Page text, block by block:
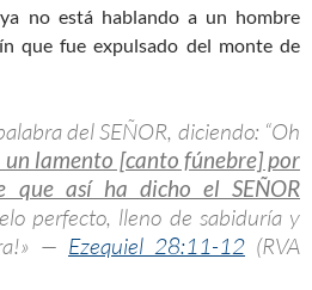
no está hablando a un hombre
que fue expulsado del monte de
del SEÑOR, diciendo: “Oh
un lamento [canto fúnebre] por
así ha dicho el SEÑOR
perfecto, lleno de sabiduría y
— Ezequiel 28:11-12 (RVA